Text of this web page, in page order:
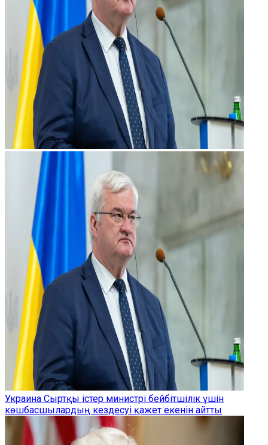
Украина Сыртқы істер министрі бейбітшілік үшін
көшбасшылардың кездесуі қажет екенін айтты